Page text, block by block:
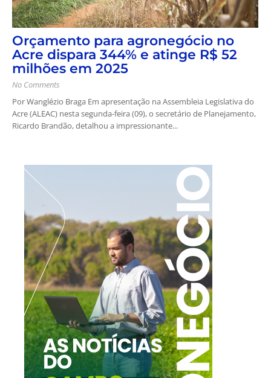
Orçamento para agronegócio no
Acre dispara 344% e atinge R$ 52
milhões em 2025
No Comments
Por Wanglézio Braga Em apresentação na Assembleia Legislativa do
Acre (ALEAC) nesta segunda-feira (09), o secretário de Planejamento,
Ricardo Brandão, detalhou a impressionante...